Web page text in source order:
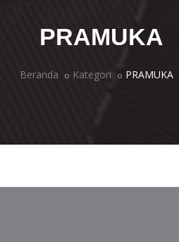
PRAMUKA
Beranda Kategori PRAMUKA